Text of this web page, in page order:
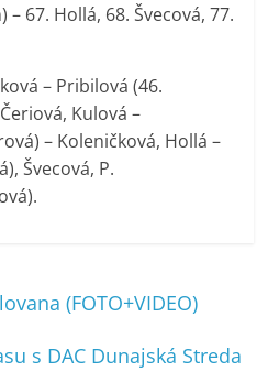
– 67. Hollá, 68. Švecová, 77.
– Pribilová (46.
Kulová –
– Koleničková, Hollá –
Švecová, P.
(FOTO+VIDEO)
s DAC Dunajská Streda